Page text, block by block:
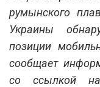
румынского
Украины
позиции
сообщает
со ссылкой на